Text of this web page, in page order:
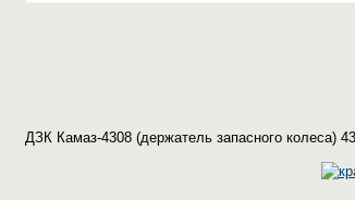
ДЗК Камаз-4308 (держатель запасного колеса)